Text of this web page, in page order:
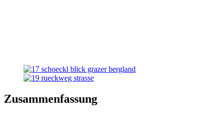
Zusammenfassung